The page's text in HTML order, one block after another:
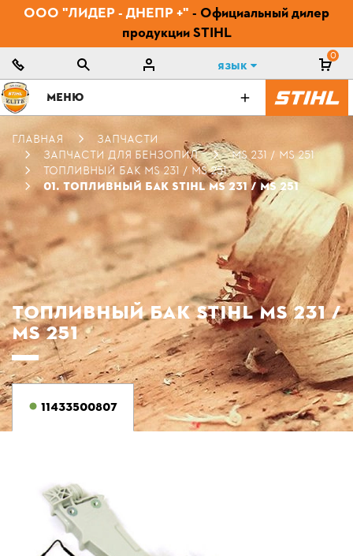
ООО "ЛИДЕР - ДНЕПР +" - Официальный дилер
продукции STIHL
Язык
0
МЕНЮ
ГЛАВНАЯ
ЗАПЧАСТИ
ЗАПЧАСТИ ДЛЯ БЕНЗОПИЛ
MS 231 / MS 251
ТОПЛИВНЫЙ БАК MS 231 / MS 251
01. ТОПЛИВНЫЙ БАК STIHL MS 231 / MS 251
ТОПЛИВНЫЙ БАК STIHL MS 231 /
MS 251
11433500807